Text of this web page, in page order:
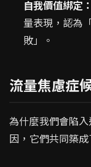
自我價值綁定：
量表現，認為
敗」。
流量焦慮症
為什麼我們會陷
因，它們共同築